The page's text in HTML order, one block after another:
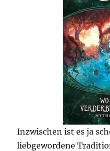
Inzwischen ist es ja
liebgewordene